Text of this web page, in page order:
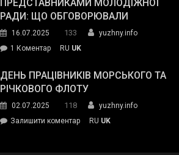
Маємо
діяти
команда
інспекцію
укриття
ПРЕДСТАВНИКАМИ МОЛОДІЖНОЇ
РАДИ: ЩО ОБГОВОРЮВАЛИ
16.07.2025 133
yuzhny.info
1 Коментардо
Південного
зустрілася
представниками
молодіжної
RU UK
ДЕНЬ ПРАЦІВНИКІВ МОРСЬКОГО ТА
РІЧКОВОГО ФЛОТУ
02.07.2025 118
yuzhny.info
Залишити коментарon
RU UK